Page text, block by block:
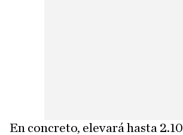
En concreto, elevará hasta